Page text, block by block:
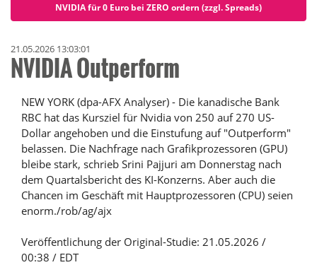
NVIDIA für 0 Euro bei ZERO ordern (zzgl. Spreads)
21.05.2026 13:03:01
NVIDIA Outperform
NEW YORK (dpa-AFX Analyser) - Die kanadische Bank
RBC hat das Kursziel für Nvidia von 250 auf 270 US-
Dollar angehoben und die Einstufung auf "Outperform"
belassen. Die Nachfrage nach Grafikprozessoren (GPU)
bleibe stark, schrieb Srini Pajjuri am Donnerstag nach
dem Quartalsbericht des KI-Konzerns. Aber auch die
Chancen im Geschäft mit Hauptprozessoren (CPU) seien
enorm./rob/ag/ajx
Veröffentlichung der Original-Studie: 21.05.2026 /
00:38 / EDT